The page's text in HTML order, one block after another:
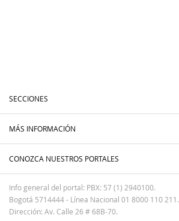
SECCIONES
MÁS INFORMACIÓN
CONOZCA NUESTROS PORTALES
Info general del portal: PBX: 57 (1) 2940100.
Bogotá 5714444 - Línea Nacional 01 8000 110 211.
Dirección: Av. Calle 26 # 68B-70.